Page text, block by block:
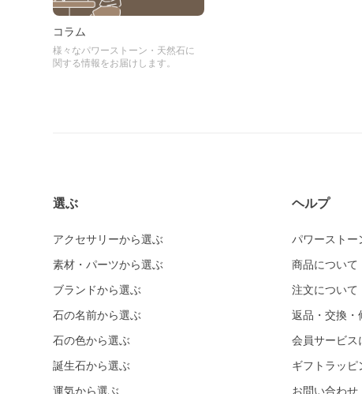
コラム
様々なパワーストーン・天然石に
関する情報をお届けします。
選ぶ
アクセサリーから選ぶ
素材・パーツから選ぶ
ブランドから選ぶ
石の名前から選ぶ
石の色から選ぶ
誕生石から選ぶ
運気から選ぶ
ヘルプ
パワーストー
商品について
注文について
返品・交換・
会員サービス
ギフトラッピ
お問い合わせ